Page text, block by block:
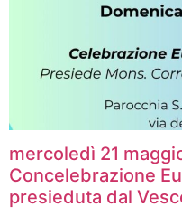
mercoledì 21
Concelebrazione
presieduta dal